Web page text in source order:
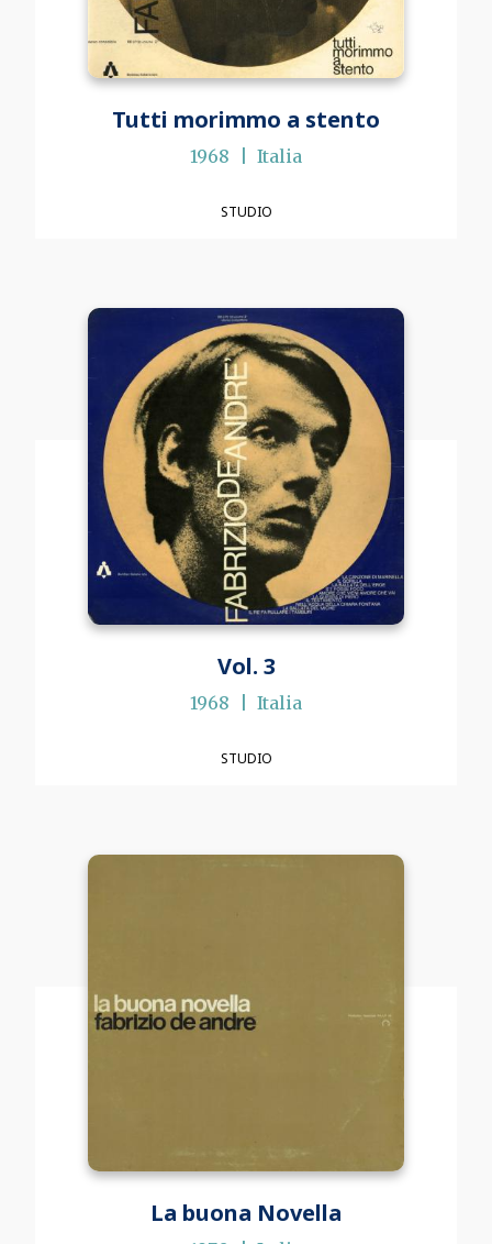
Tutti morimmo a stento
1968 Italia
STUDIO
Vol. 3
1968 Italia
STUDIO
La buona Novella